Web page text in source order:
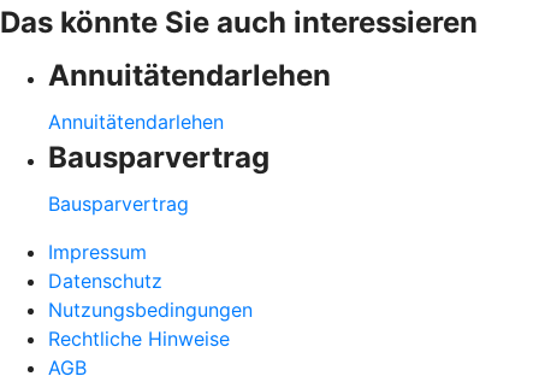
Das könnte Sie auch interessieren
Annuitätendarlehen
Annuitätendarlehen
Bausparvertrag
Bausparvertrag
Impressum
Datenschutz
Nutzungsbedingungen
Rechtliche Hinweise
AGB